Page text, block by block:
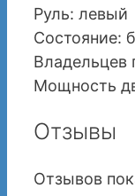
Руль: левый
Состояние:
Владельцев
Мощность
Отзывы
Отзывов